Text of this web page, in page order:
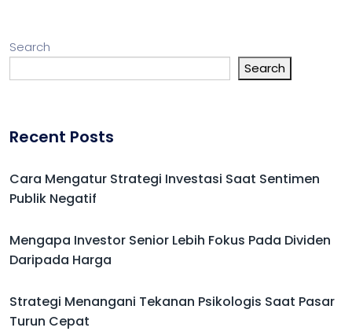
Search
Search
Recent Posts
Cara Mengatur Strategi Investasi Saat Sentimen
Publik Negatif
Mengapa Investor Senior Lebih Fokus Pada Dividen
Daripada Harga
Strategi Menangani Tekanan Psikologis Saat Pasar
Turun Cepat